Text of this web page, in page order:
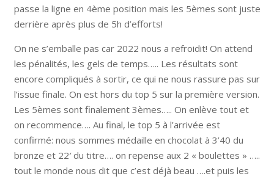
passe la ligne en 4ème position mais les 5èmes sont juste
derrière après plus de 5h d’efforts!
On ne s’emballe pas car 2022 nous a refroidit! On attend
les pénalités, les gels de temps….. Les résultats sont
encore compliqués à sortir, ce qui ne nous rassure pas sur
l’issue finale. On est hors du top 5 sur la première version.
Les 5èmes sont finalement 3èmes….. On enlève tout et
on recommence…. Au final, le top 5 à l’arrivée est
confirmé: nous sommes médaille en chocolat à 3’40 du
bronze et 22′ du titre…. on repense aux 2 « boulettes » …..
tout le monde nous dit que c’est déjà beau ….et puis les